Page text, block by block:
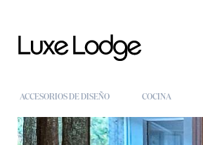
ACCESORIOS DE DISEÑO COCINA